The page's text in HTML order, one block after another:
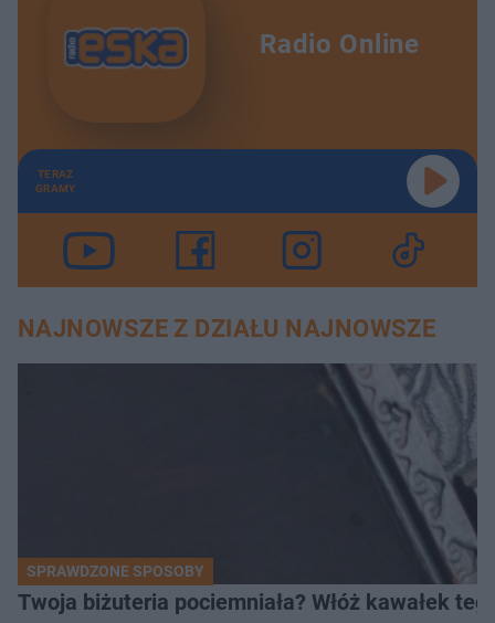
Radio Online
TERAZ
GRAMY
NAJNOWSZE Z DZIAŁU NAJNOWSZE
SPRAWDZONE SPOSOBY
Twoja biżuteria pociemniała? Włóż kawałek